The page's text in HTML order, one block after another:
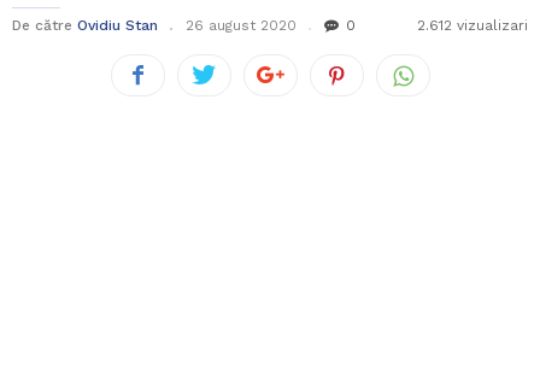
De către Ovidiu Stan 26 august 2020 0 2.612 vizualizari